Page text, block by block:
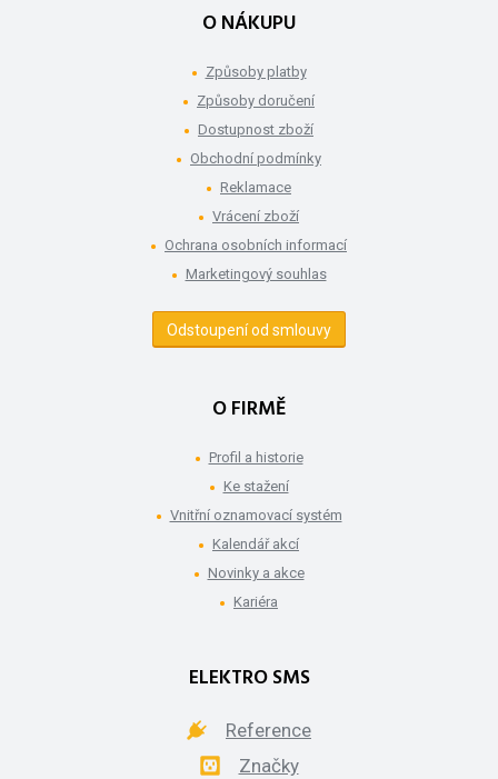
O NÁKUPU
Způsoby platby
Způsoby doručení
Dostupnost zboží
Obchodní podmínky
Reklamace
Vrácení zboží
Ochrana osobních informací
Marketingový souhlas
Odstoupení od smlouvy
O FIRMĚ
Profil a historie
Ke stažení
Vnitřní oznamovací systém
Kalendář akcí
Novinky a akce
Kariéra
ELEKTRO SMS
Reference
Značky